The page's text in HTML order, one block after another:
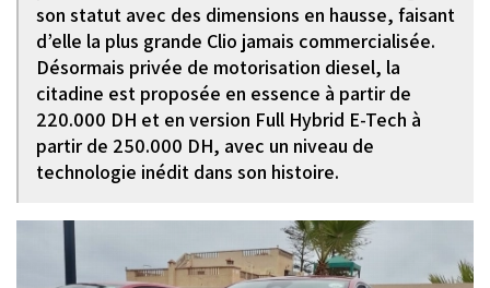
son statut avec des dimensions en hausse, faisant
d’elle la plus grande Clio jamais commercialisée.
Désormais privée de motorisation diesel, la
citadine est proposée en essence à partir de
220.000 DH et en version Full Hybrid E-Tech à
partir de 250.000 DH, avec un niveau de
technologie inédit dans son histoire.